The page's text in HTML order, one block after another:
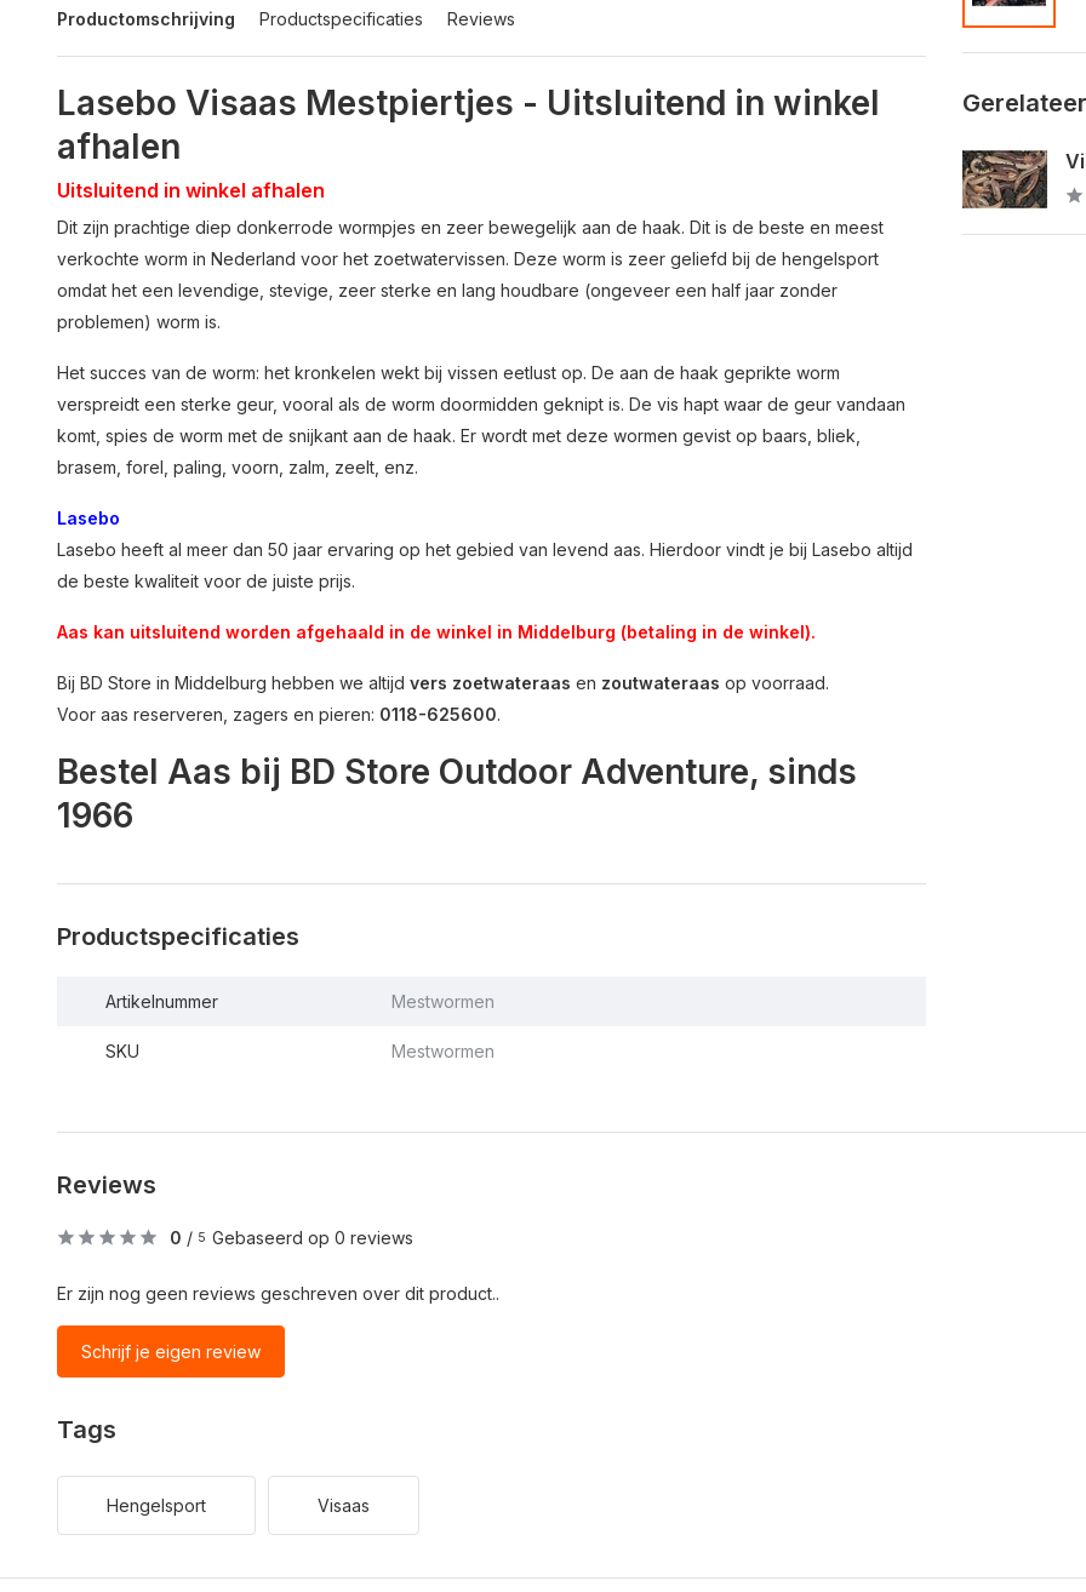
Productomschrijving Productspecificaties Reviews
Lasebo Visaas Mestpiertjes - Uitsluitend in winkel
afhalen
Uitsluitend in winkel afhalen
Dit zijn prachtige diep donkerrode wormpjes en zeer bewegelijk aan de haak. Dit is de beste en meest
verkochte worm in Nederland voor het zoetwatervissen. Deze worm is zeer geliefd bij de hengelsport
omdat het een levendige, stevige, zeer sterke en lang houdbare (ongeveer een half jaar zonder
problemen) worm is.
Het succes van de worm: het kronkelen wekt bij vissen eetlust op. De aan de haak geprikte worm
verspreidt een sterke geur, vooral als de worm doormidden geknipt is. De vis hapt waar de geur vandaan
komt, spies de worm met de snijkant aan de haak. Er wordt met deze wormen gevist op baars, bliek,
brasem, forel, paling, voorn, zalm, zeelt, enz.
Lasebo
Lasebo heeft al meer dan 50 jaar ervaring op het gebied van levend aas. Hierdoor vindt je bij Lasebo altijd
de beste kwaliteit voor de juiste prijs.
Aas kan uitsluitend worden afgehaald in de winkel in Middelburg (betaling in de winkel).
Bij BD Store in Middelburg hebben we altijd vers zoetwateraas en zoutwateraas op voorraad.
Voor aas reserveren, zagers en pieren: 0118-625600.
Bestel Aas bij BD Store Outdoor Adventure, sinds
1966
Productspecificaties
Artikelnummer Mestwormen
SKU Mestwormen
Reviews
0 / 5 Gebaseerd op 0 reviews
Er zijn nog geen reviews geschreven over dit product..
Schrijf je eigen review
Tags
Hengelsport Visaas